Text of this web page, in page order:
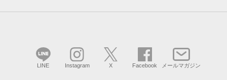
LINE Instagram X Facebook メールマガジン